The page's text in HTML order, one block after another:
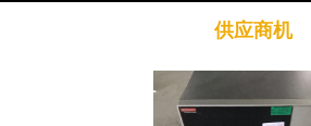
供应商机